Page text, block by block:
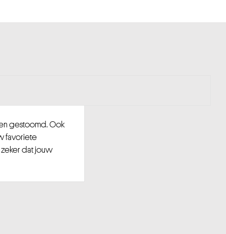
gestoomd. Ook
favoriete
dat jouw